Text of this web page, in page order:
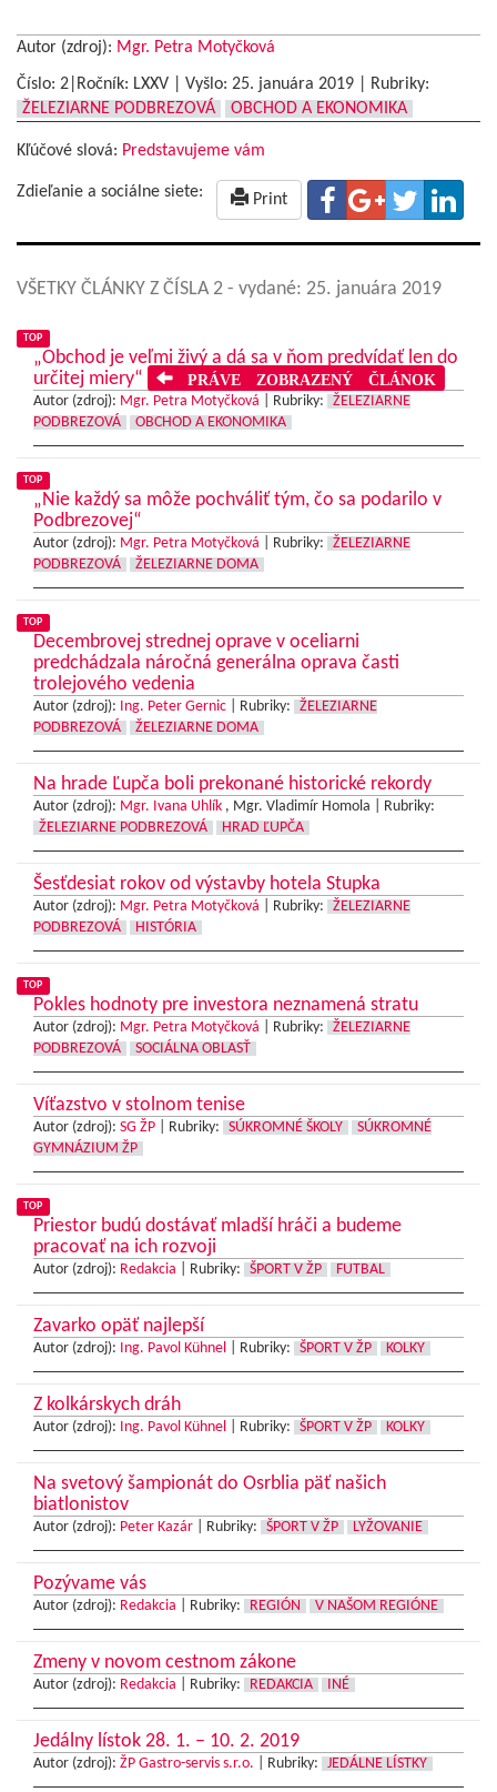
Autor (zdroj): Mgr. Petra Motyčková
Číslo: 2|Ročník: LXXV | Vyšlo: 25. januára 2019
Rubriky:
ŽELEZIARNE PODBREZOVÁ
OBCHOD A EKONOMIKA
Kľúčové slová: Predstavujeme vám
Zdieľanie a sociálne siete: Print
VŠETKY ČLÁNKY Z ČÍSLA 2 - vydané: 25. januára 2019
TOP
„Obchod je veľmi živý a dá sa v ňom predvídať len do
určitej miery“
PRÁVE ZOBRAZENÝ ČLÁNOK
Autor (zdroj): Mgr. Petra Motyčková Rubriky:
ŽELEZIARNE
PODBREZOVÁ
OBCHOD A EKONOMIKA
TOP
„Nie každý sa môže pochváliť tým, čo sa podarilo v
Podbrezovej“
Autor (zdroj): Mgr. Petra Motyčková Rubriky:
ŽELEZIARNE
PODBREZOVÁ
ŽELEZIARNE DOMA
TOP
Decembrovej strednej oprave v oceliarni
predchádzala náročná generálna oprava časti
trolejového vedenia
Autor (zdroj): Ing. Peter Gernic Rubriky:
ŽELEZIARNE
PODBREZOVÁ
ŽELEZIARNE DOMA
Na hrade Ľupča boli prekonané historické rekordy
Autor (zdroj): Mgr. Ivana Uhlík , Mgr. Vladimír Homola |
Rubriky:
ŽELEZIARNE PODBREZOVÁ
HRAD ĽUPČA
Šesťdesiat rokov od výstavby hotela Stupka
Autor (zdroj): Mgr. Petra Motyčková Rubriky:
ŽELEZIARNE
PODBREZOVÁ
HISTÓRIA
TOP
Pokles hodnoty pre investora neznamená stratu
Autor (zdroj): Mgr. Petra Motyčková Rubriky:
ŽELEZIARNE
PODBREZOVÁ
SOCIÁLNA OBLASŤ
Víťazstvo v stolnom tenise
Autor (zdroj): SG ŽP Rubriky: SÚKROMNÉ ŠKOLY
SÚKROMNÉ
GYMNÁZIUM ŽP
TOP
Priestor budú dostávať mladší hráči a budeme
pracovať na ich rozvoji
Autor (zdroj): Redakcia Rubriky: ŠPORT V ŽP FUTBAL
Zavarko opäť najlepší
Autor (zdroj): Ing. Pavol Kühnel Rubriky: ŠPORT V ŽP KOLKY
Z kolkárskych dráh
Autor (zdroj): Ing. Pavol Kühnel Rubriky: ŠPORT V ŽP KOLKY
Na svetový šampionát do Osrblia päť našich
biatlonistov
Autor (zdroj): Peter Kazár Rubriky: ŠPORT V ŽP LYŽOVANIE
Pozývame vás
Autor (zdroj): Redakcia Rubriky: REGIÓN V NAŠOM REGIÓNE
Zmeny v novom cestnom zákone
Autor (zdroj): Redakcia Rubriky: REDAKCIA INÉ
Jedálny lístok 28. 1. – 10. 2. 2019
Autor (zdroj): ŽP Gastro-servis s.r.o. Rubriky: JEDÁLNE LÍSTKY